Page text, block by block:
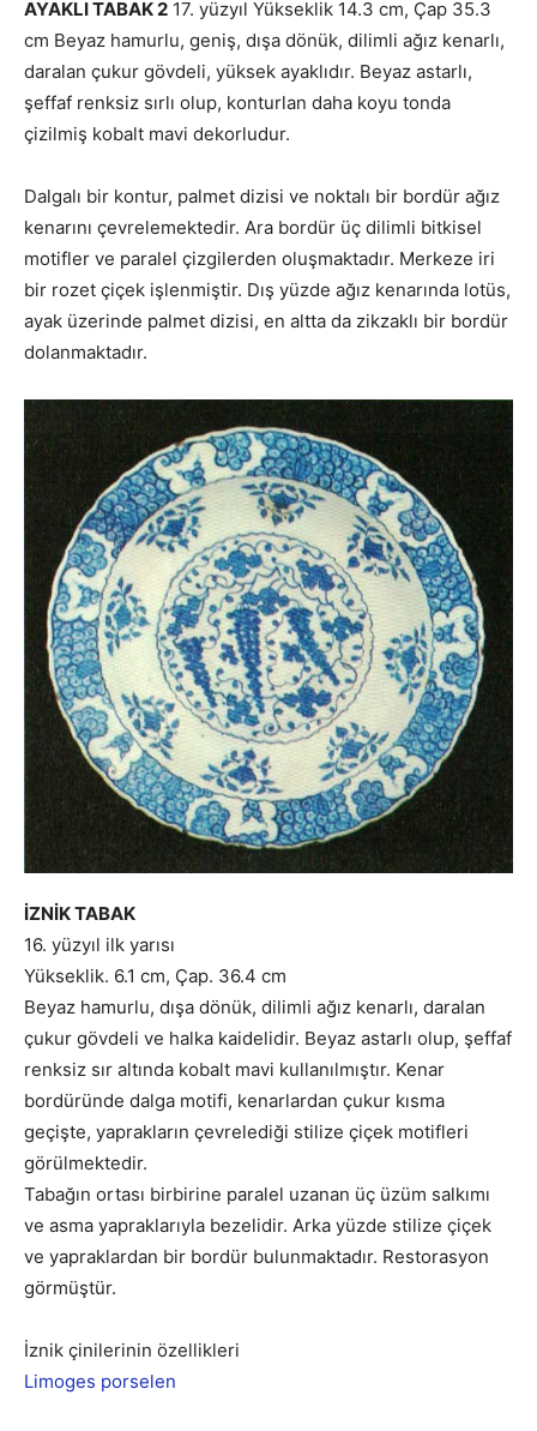
AYAKLI TABAK 2 17. yüzyıl Yükseklik 14.3 cm, Çap 35.3
cm Beyaz hamurlu, geniş, dışa dönük, dilimli ağız kenarlı,
daralan çukur gövdeli, yüksek ayaklıdır. Beyaz astarlı,
şeffaf renksiz sırlı olup, konturlan daha koyu tonda
çizilmiş kobalt mavi dekorludur.
Dalgalı bir kontur, palmet dizisi ve noktalı bir bordür ağız
kenarını çevrelemektedir. Ara bordür üç dilimli bitkisel
motifler ve paralel çizgilerden oluşmaktadır. Merkeze iri
bir rozet çiçek işlenmiştir. Dış yüzde ağız kenarında lotüs,
ayak üzerinde palmet dizisi, en altta da zikzaklı bir bordür
dolanmaktadır.
İZNİK TABAK
16. yüzyıl ilk yarısı
Yükseklik. 6.1 cm, Çap. 36.4 cm
Beyaz hamurlu, dışa dönük, dilimli ağız kenarlı, daralan
çukur gövdeli ve halka kaidelidir. Beyaz astarlı olup, şeffaf
renksiz sır altında kobalt mavi kullanılmıştır. Kenar
bordüründe dalga motifi, kenarlardan çukur kısma
geçişte, yaprakların çevrelediği stilize çiçek motifleri
görülmektedir.
Tabağın ortası birbirine paralel uzanan üç üzüm salkımı
ve asma yapraklarıyla bezelidir. Arka yüzde stilize çiçek
ve yapraklardan bir bordür bulunmaktadır. Restorasyon
görmüştür.
İznik çinilerinin özellikleri
Limoges porselen